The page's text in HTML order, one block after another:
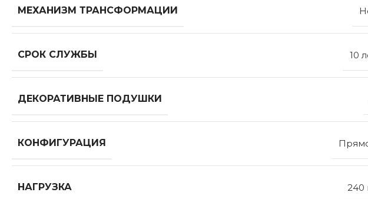
МЕХАНИЗМ ТРАНСФОРМАЦИИ
СРОК СЛУЖБЫ 10
ДЕКОРАТИВНЫЕ ПОДУШКИ
КОНФИГУРАЦИЯ
НАГРУЗКА 240